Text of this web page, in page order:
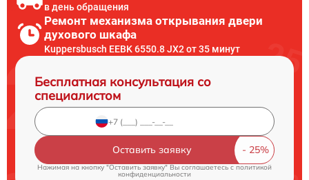
в день обращения
Ремонт механизма открывания двери
духового шкафа
Kuppersbusch EEBK 6550.8 JX2 от 35 минут
Бесплатная консультация со
специалистом
Оставить заявку
Нажимая на кнопку "Оставить заявку" Вы соглашаетесь cполитикой
конфиденциальности